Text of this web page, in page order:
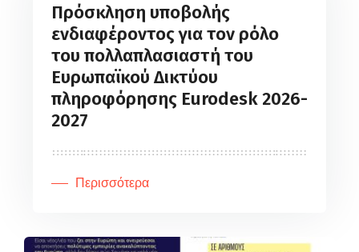
Πρόσκληση υποβολής
ενδιαφέροντος για τον ρόλο
του πολλαπλασιαστή του
Ευρωπαϊκού Δικτύου
πληροφόρησης Eurodesk 2026-
2027
Περισσότερα